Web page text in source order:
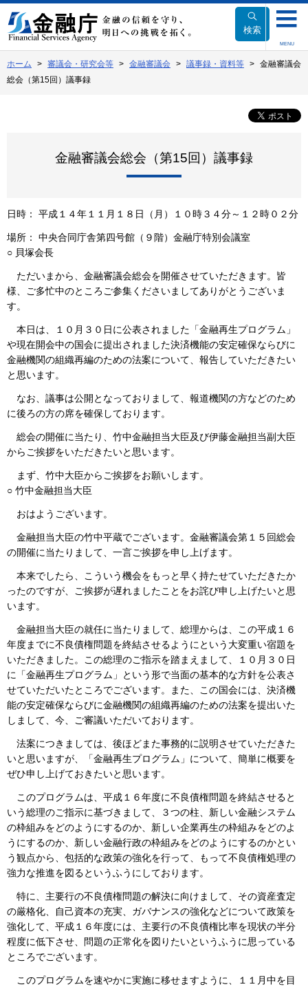
文
へ
動
検索
MENU
ホーム 審議会・研究会等 金融審議会 議事録・資料等
金融審議会
総会（第15回）議事録
金融審議会総会（第15回）議事録
日時： 平成１４年１１月１８日（月）１０時３４分～１２時０２分
場所： 中央合同庁舎第四号館（９階）金融庁特別会議室
○ 貝塚会長
ただいまから、金融審議会総会を開催させていただきます。皆
様、ご多忙中のところご参集くださいましてありがとうございま
す。
本日は、１０月３０日に公表されました「金融再生プログラム」
や現在開会中の国会に提出されました決済機能の安定確保ならびに
金融機関の組織再編のための法案について、報告していただきたい
と思います。
なお、議事は公開となっておりまして、報道機関の方などのため
に後ろの方の席を確保しております。
総会の開催に当たり、竹中金融担当大臣及び伊藤金融担当副大臣
からご挨拶をいただきたいと思います。
まず、竹中大臣からご挨拶をお願いします。
○ 竹中金融担当大臣
おはようございます。
金融担当大臣の竹中平蔵でございます。金融審議会第１５回総会
の開催に当たりまして、一言ご挨拶を申し上げます。
本来でしたら、こういう機会をもっと早く持たせていただきたか
ったのですが、ご挨拶が遅れましたことをお詫び申し上げたいと思
います。
金融担当大臣の就任に当たりまして、総理からは、この平成１６
年度までに不良債権問題を終結させるようにという大変重い宿題を
いただきました。この総理のご指示を踏まえまして、１０月３０日
に「金融再生プログラム」という形で当面の基本的な方針を公表さ
せていただいたところでございます。また、この国会には、決済機
能の安定確保ならびに金融機関の組織再編のための法案を提出いた
しまして、今、ご審議いただいております。
法案につきましては、後ほどまた事務的に説明させていただきた
いと思いますが、「金融再生プログラム」について、簡単に概要を
ぜひ申し上げておきたいと思います。
このプログラムは、平成１６年度に不良債権問題を終結させると
いう総理のご指示に基づきまして、３つの柱、新しい金融システム
の枠組みをどのようにするのか、新しい企業再生の枠組みをどのよ
うにするのか、新しい金融行政の枠組みをどのようにするのかとい
う観点から、包括的な政策の強化を行って、もって不良債権処理の
強力な推進を図るというふうにしております。
特に、主要行の不良債権問題の解決に向けまして、その資産査定
の厳格化、自己資本の充実、ガバナンスの強化などについて政策を
強化して、平成１６年度には、主要行の不良債権比率を現状の半分
程度に低下させ、問題の正常化を図りたいというふうに思っている
ところでございます。
このプログラムを速やかに実施に移せますように、１１月中を目